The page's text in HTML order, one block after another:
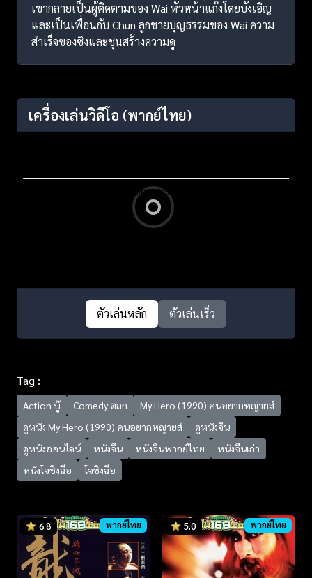
เขากลายเป็นผู้ติดตามของ Wai หัวหน้าแก๊งโดยบังเอิญ
และเป็นเพื่อนกับ Chun ลูกชายบุญธรรมของ Wai ความ
สำเร็จของซิงและชุนสร้างความดู
เครื่องเล่นวิดีโอ (พากย์ไทย)
ตัวเล่นหลัก ตัวเล่นเร็ว
Tag :
Action บู๊ Comedy ตลก
My Hero (1990) คนอยากหญ่ายส์
ดูหนัง My Hero (1990) คนอยากหญ่ายส์
ดูหนังจีน
ดูหนังออนไลน์
หนังจีน หนังจีนพากย์ไทย
หนังจีนเก่า
หนังโจชิงฉือ
โจชิงฉือ
6.8 พากย์ไทย 5.0 พากย์ไทย